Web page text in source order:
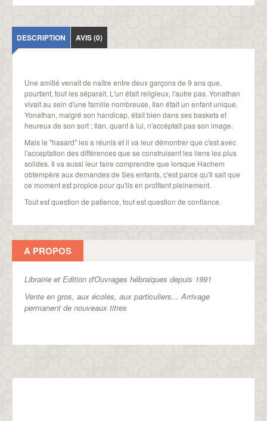
DESCRIPTION AVIS (0)
Une amitié venait de naître entre deux garçons de 9 ans que,
pourtant, tout les séparait. L'un était religieux, l'autre pas. Yonathan
vivait au sein d'une famille nombreuse, Ilan était un enfant unique.
Yonathan, malgré son handicap, était bien dans ses baskets et
heureux de son sort ; Ilan, quant à lui, n'accéptait pas son image.
Mais le "hasard" les a réunis et il va leur démontrer que c'est avec
l'acceptation des différences que se construisent les liens les plus
solides. Il va aussi leur faire comprendre que lorsque Hachem
obtempère aux demandes de Ses enfants, c'est parce qu'Il sait que
ce moment est propice pour qu'ils en profitent pleinement.
Tout est question de patience, tout est question de confiance.
A PROPOS
Librairie et Edition d'Ouvrages hébraiques depuis 1991
Vente en gros, aux écoles, aux particuliers...Arrivage
permanent de nouveaux titres